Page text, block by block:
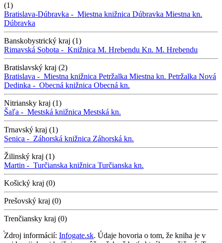
(1)
Bratislava-Dúbravka - Miestna knižnica Dúbravka Miestna kn.
Dúbravka
Banskobystrický kraj (1)
Rimavská Sobota - Knižnica M. Hrebendu Kn. M. Hrebendu
Bratislavský kraj (2)
Bratislava - Miestna knižnica Petržalka Miestna kn. Petržalka Nová
Dedinka - Obecná knižnica Obecná kn.
Nitriansky kraj (1)
Šaľa - Mestská knižnica Mestská kn.
Trnavský kraj (1)
Senica - Záhorská knižnica Záhorská kn.
Žilinský kraj (1)
Martin - Turčianska knižnica Turčianska kn.
Košický kraj (0)
Prešovský kraj (0)
Trenčiansky kraj (0)
Zdroj informácií: Infogate.sk. Údaje hovoria o tom, že kniha je v